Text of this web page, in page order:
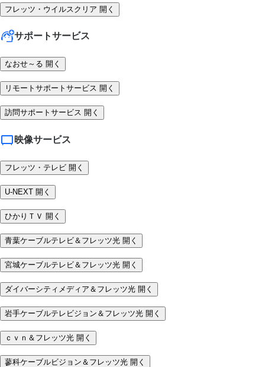
フレッツ・ウイルスクリア 開く
サポートサービス
なおせ～る 開く
リモートサポートサービス 開く
訪問サポートサービス 開く
映像サービス
フレッツ・テレビ 開く
U-NEXT 開く
ひかりＴＶ 開く
青葉ケーブルテレビ＆フレッツ光 開く
宮城ケーブルテレビ＆フレッツ光 開く
ダイバーシティメディア＆フレッツ光 開く
岩手ケーブルテレビジョン＆フレッツ光 開く
ｃｖｎ＆フレッツ光 開く
蓼科ケーブルビジョン＆フレッツ光 開く